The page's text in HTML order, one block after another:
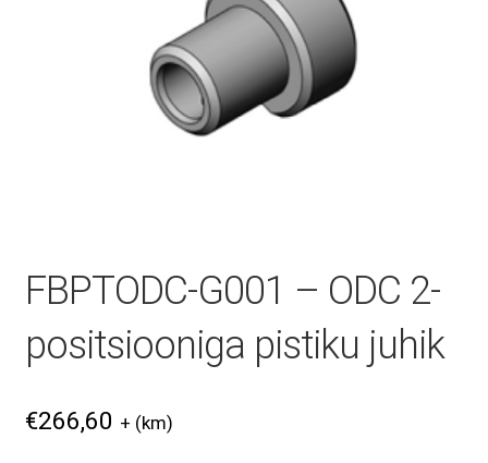
Müügitingimused
Privaatsuspoliitika
Remont ja hooldus
FBPTODC-G001 – ODC 2-
positsiooniga pistiku juhik
€266,60 + (km)